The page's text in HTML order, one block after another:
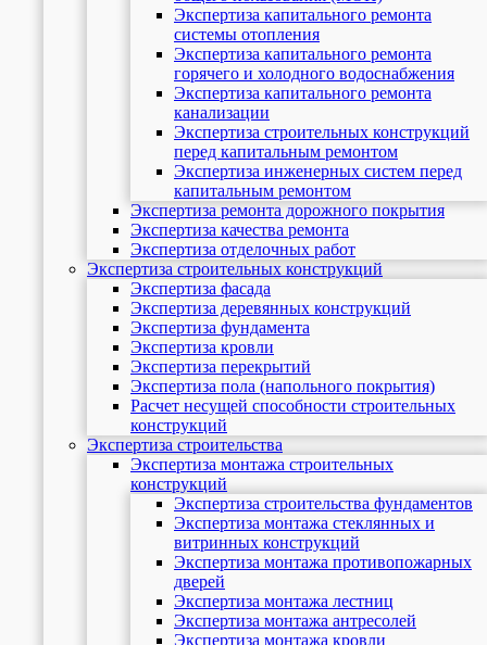
Экспертиза капитального ремонта
системы отопления
Экспертиза капитального ремонта
горячего и холодного водоснабжения
Экспертиза капитального ремонта
канализации
Экспертиза строительных конструкций
перед капитальным ремонтом
Экспертиза инженерных систем перед
капитальным ремонтом
Экспертиза ремонта дорожного покрытия
Экспертиза качества ремонта
Экспертиза отделочных работ
Экспертиза строительных конструкций
Экспертиза фасада
Экспертиза деревянных конструкций
Экспертиза фундамента
Экспертиза кровли
Экспертиза перекрытий
Экспертиза пола (напольного покрытия)
Расчет несущей способности строительных
конструкций
Экспертиза строительства
Экспертиза монтажа строительных
конструкций
Экспертиза строительства фундаментов
Экспертиза монтажа стеклянных и
витринных конструкций
Экспертиза монтажа противопожарных
дверей
Экспертиза монтажа лестниц
Экспертиза монтажа антресолей
Экспертиза монтажа кровли